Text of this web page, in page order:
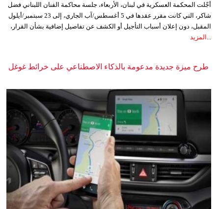
أجّلت المحكمة العسكرية في لبنان، الأربعاء، جلسة محاكمة الفنان اللبناني فضل
شاكر، التي كانت مقرر عقدها في 5 أغسطس/آب الجاري، إلى 23 سبتمبر/أيلول
المقبل، دون إعلان أسباب التأجيل أو الكشف عن تفاصيل إضافية بشأن القرار،
المزيد
طرح ميزة جديدة مدعومة بالذكاء الاصطناعي على خرائط غوغل